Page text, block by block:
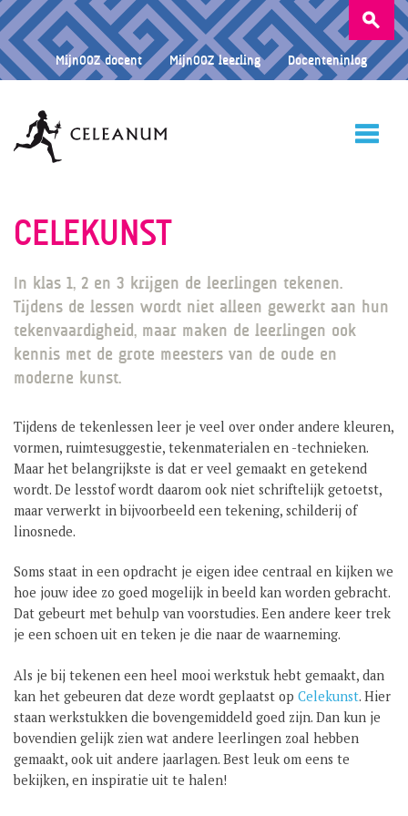
Zoeken
naar:
MijnOOZ docent MijnOOZ leerling Docenteninlog
CELEANUM
ONDERWIJS
GROEP 8 / JONG CELEANUM
CELEKUNST
In klas 1, 2 en 3 krijgen de leerlingen tekenen.
Tijdens de lessen wordt niet alleen gewerkt aan hun
tekenvaardigheid, maar maken de leerlingen ook
kennis met de grote meesters van de oude en
moderne kunst.
Tijdens de tekenlessen leer je veel over onder andere kleuren,
vormen, ruimtesuggestie, tekenmaterialen en -technieken.
Maar het belangrijkste is dat er veel gemaakt en getekend
wordt. De lesstof wordt daarom ook niet schriftelijk getoetst,
maar verwerkt in bijvoorbeeld een tekening, schilderij of
linosnede.
Soms staat in een opdracht je eigen idee centraal en kijken we
hoe jouw idee zo goed mogelijk in beeld kan worden gebracht.
Dat gebeurt met behulp van voorstudies. Een andere keer trek
je een schoen uit en teken je die naar de waarneming.
Als je bij tekenen een heel mooi werkstuk hebt gemaakt, dan
kan het gebeuren dat deze wordt geplaatst op Celekunst. Hier
staan werkstukken die bovengemiddeld goed zijn. Dan kun je
bovendien gelijk zien wat andere leerlingen zoal hebben
gemaakt, ook uit andere jaarlagen. Best leuk om eens te
bekijken, en inspiratie uit te halen!